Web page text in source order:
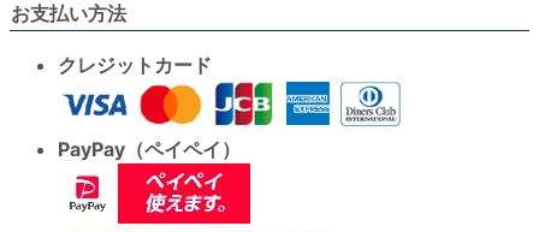
お支払い方法
クレジットカード
PayPay（ペイペイ）